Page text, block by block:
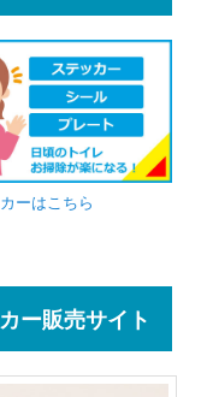
ーはこちら
ー販売サイト